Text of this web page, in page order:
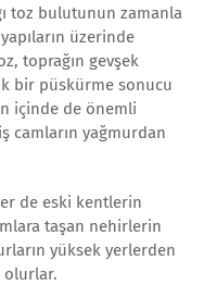
toz bulutunun zamanla
üzerinde
toprağın gevşek
bir püskürme sonucu
içinde de önemli
camların yağmurdan
de eski kentlerin
taşan nehirlerin
yüksek yerlerden
olurlar.